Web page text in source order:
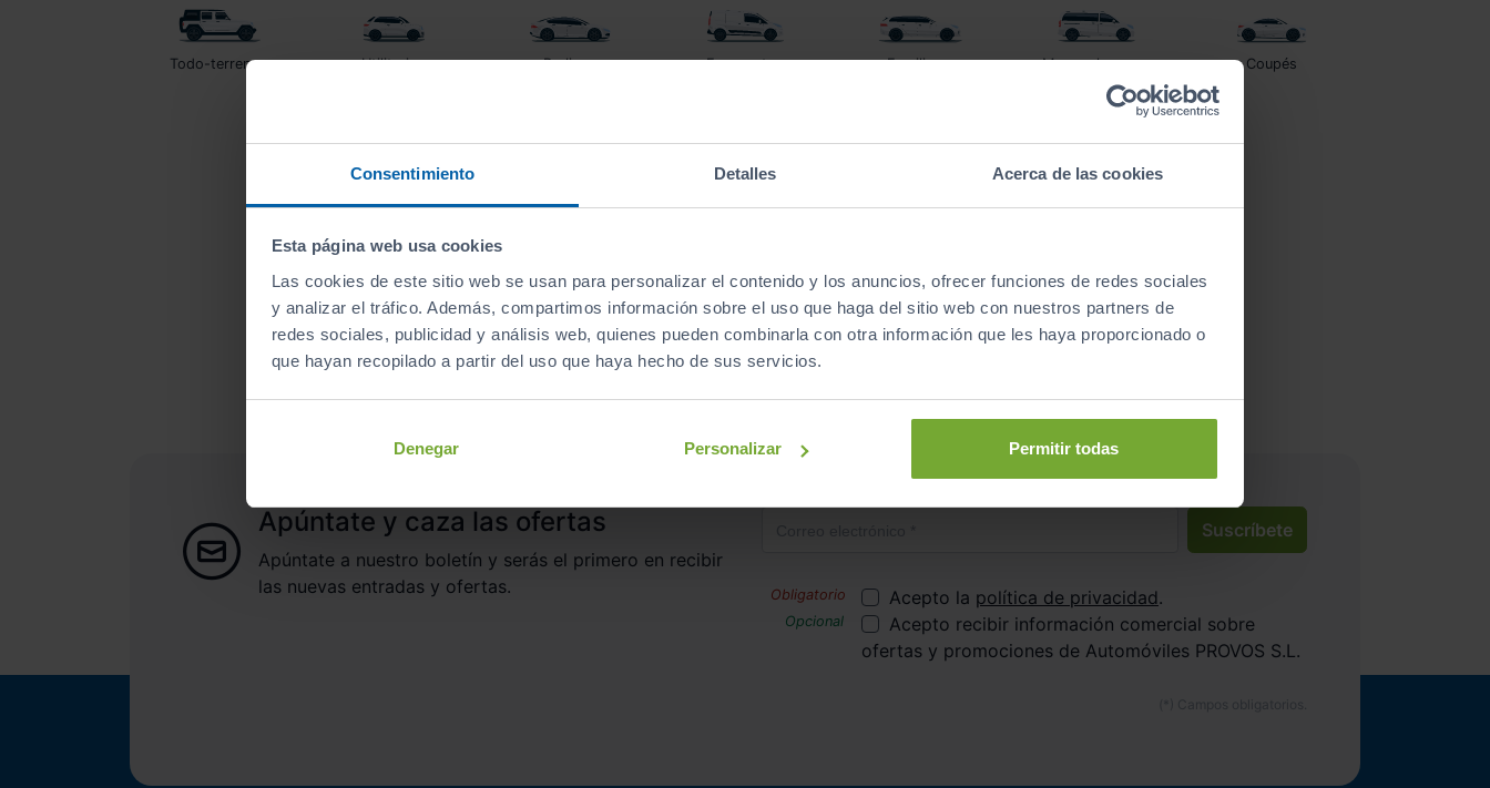
Consentimiento Detalles Acerca de las cookies
Esta página web usa cookies
Las cookies de este sitio web se usan para personalizar el contenido y los anuncios, ofrecer funciones de redes sociales
y analizar el tráfico. Además, compartimos información sobre el uso que haga del sitio web con nuestros partners de
redes sociales, publicidad y análisis web, quienes pueden combinarla con otra información que les haya proporcionado o
que hayan recopilado a partir del uso que haya hecho de sus servicios.
Denegar Personalizar Permitir todas
Todo-terrenos Utilitarios Berlinas Furgonetas Familiares Monovolumenes Coupés
¿A qué esperas para unirte al club de Sibuscascoche?¡Ya somos más de 6.000 conductores satisfechos!
Inicio Coches Kilómetro 0 Jeep
Apúntate y caza las ofertas
Apúntate a nuestro boletín y serás el primero en recibir
las nuevas entradas y ofertas.
Suscríbete
Acepto la política de privacidad.
Acepto recibir información comercial sobre
ofertas y promociones de Automóviles PROVOS S.L.